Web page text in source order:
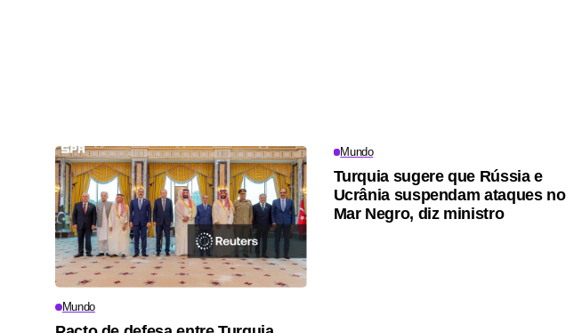
Mundo
Mundo
Turquia sugere que Rússia e
Ucrânia suspendam ataques no
Mar Negro, diz ministro